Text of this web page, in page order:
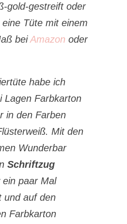
gold-gestreift oder
Tüte mit einem
beiAmazon oder
habe ich
Lagen Farbkarton
in den Farben
Mit den
Wunderbar
Schriftzug
ein paar Mal
und auf den
Farbkarton